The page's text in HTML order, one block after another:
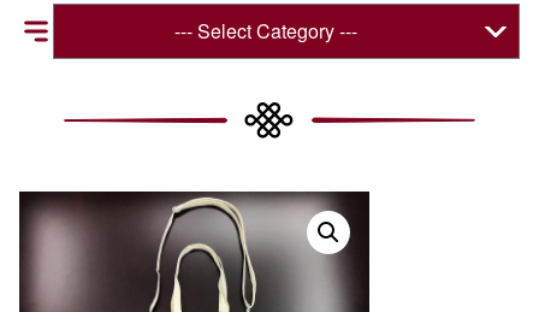
--- Select Category ---